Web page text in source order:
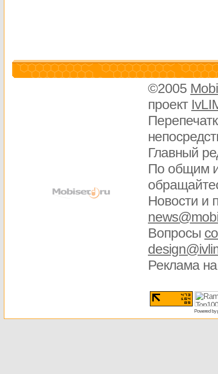
©2005
проект
Главный
По общим
Новости и
Вопросы
Реклама
Powered by